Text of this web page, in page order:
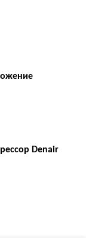
Denair